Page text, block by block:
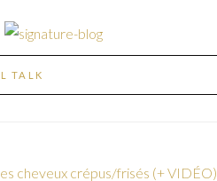
TALK
cheveux crépus/frisés (+ VIDÉO)